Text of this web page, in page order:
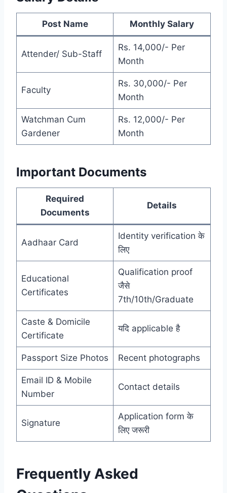
Post Name Monthly Salary
Attender/ Sub-Staff
Rs. 14,000/- Per
Month
Faculty
Rs. 30,000/- Per
Month
Watchman Cum
Gardener
Rs. 12,000/- Per
Month
Important Documents
Required
Documents
Details
Aadhaar Card
Identity verification के
लिए
Educational
Certificates
Qualification proof
जैसे
7th/10th/Graduate
Caste & Domicile
Certificate
यदि applicable है
Passport Size Photos Recent photographs
Email ID & Mobile
Number
Contact details
Signature
Application form के
लिए जरूरी
Frequently Asked